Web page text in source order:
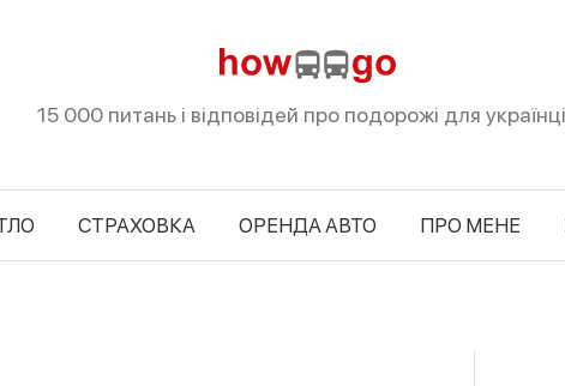
15 000 питань і відповідей про подорожі для
СТРАХОВКА ОРЕНДА АВТО ПРО МЕНЕ